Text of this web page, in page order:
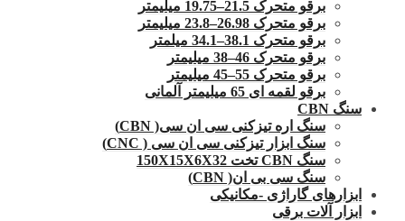
برقو متحرک 21.5–19.75 میلیمتر
برقو متحرک 26.98–23.8 میلیمتر
برقو متحرک 38.1–34.1 میلمتر
برقو متحرک 46–38 میلیمتر
برقو متحرک 55–45 میلیمتر
برقو لقمه ای 65 میلیمتر آلمانی
سنگ CBN
سنگ اره تیزکنی سی ان سی( CBN)
سنگ ابزار تیزکنی سی ان سی ( CNC)
سنگ CBN تخت 150X15X6X32
سنگ سی بی ان( CBN)
ابزارهای گاراژی -مکانیکی
ابزار آلات برقی